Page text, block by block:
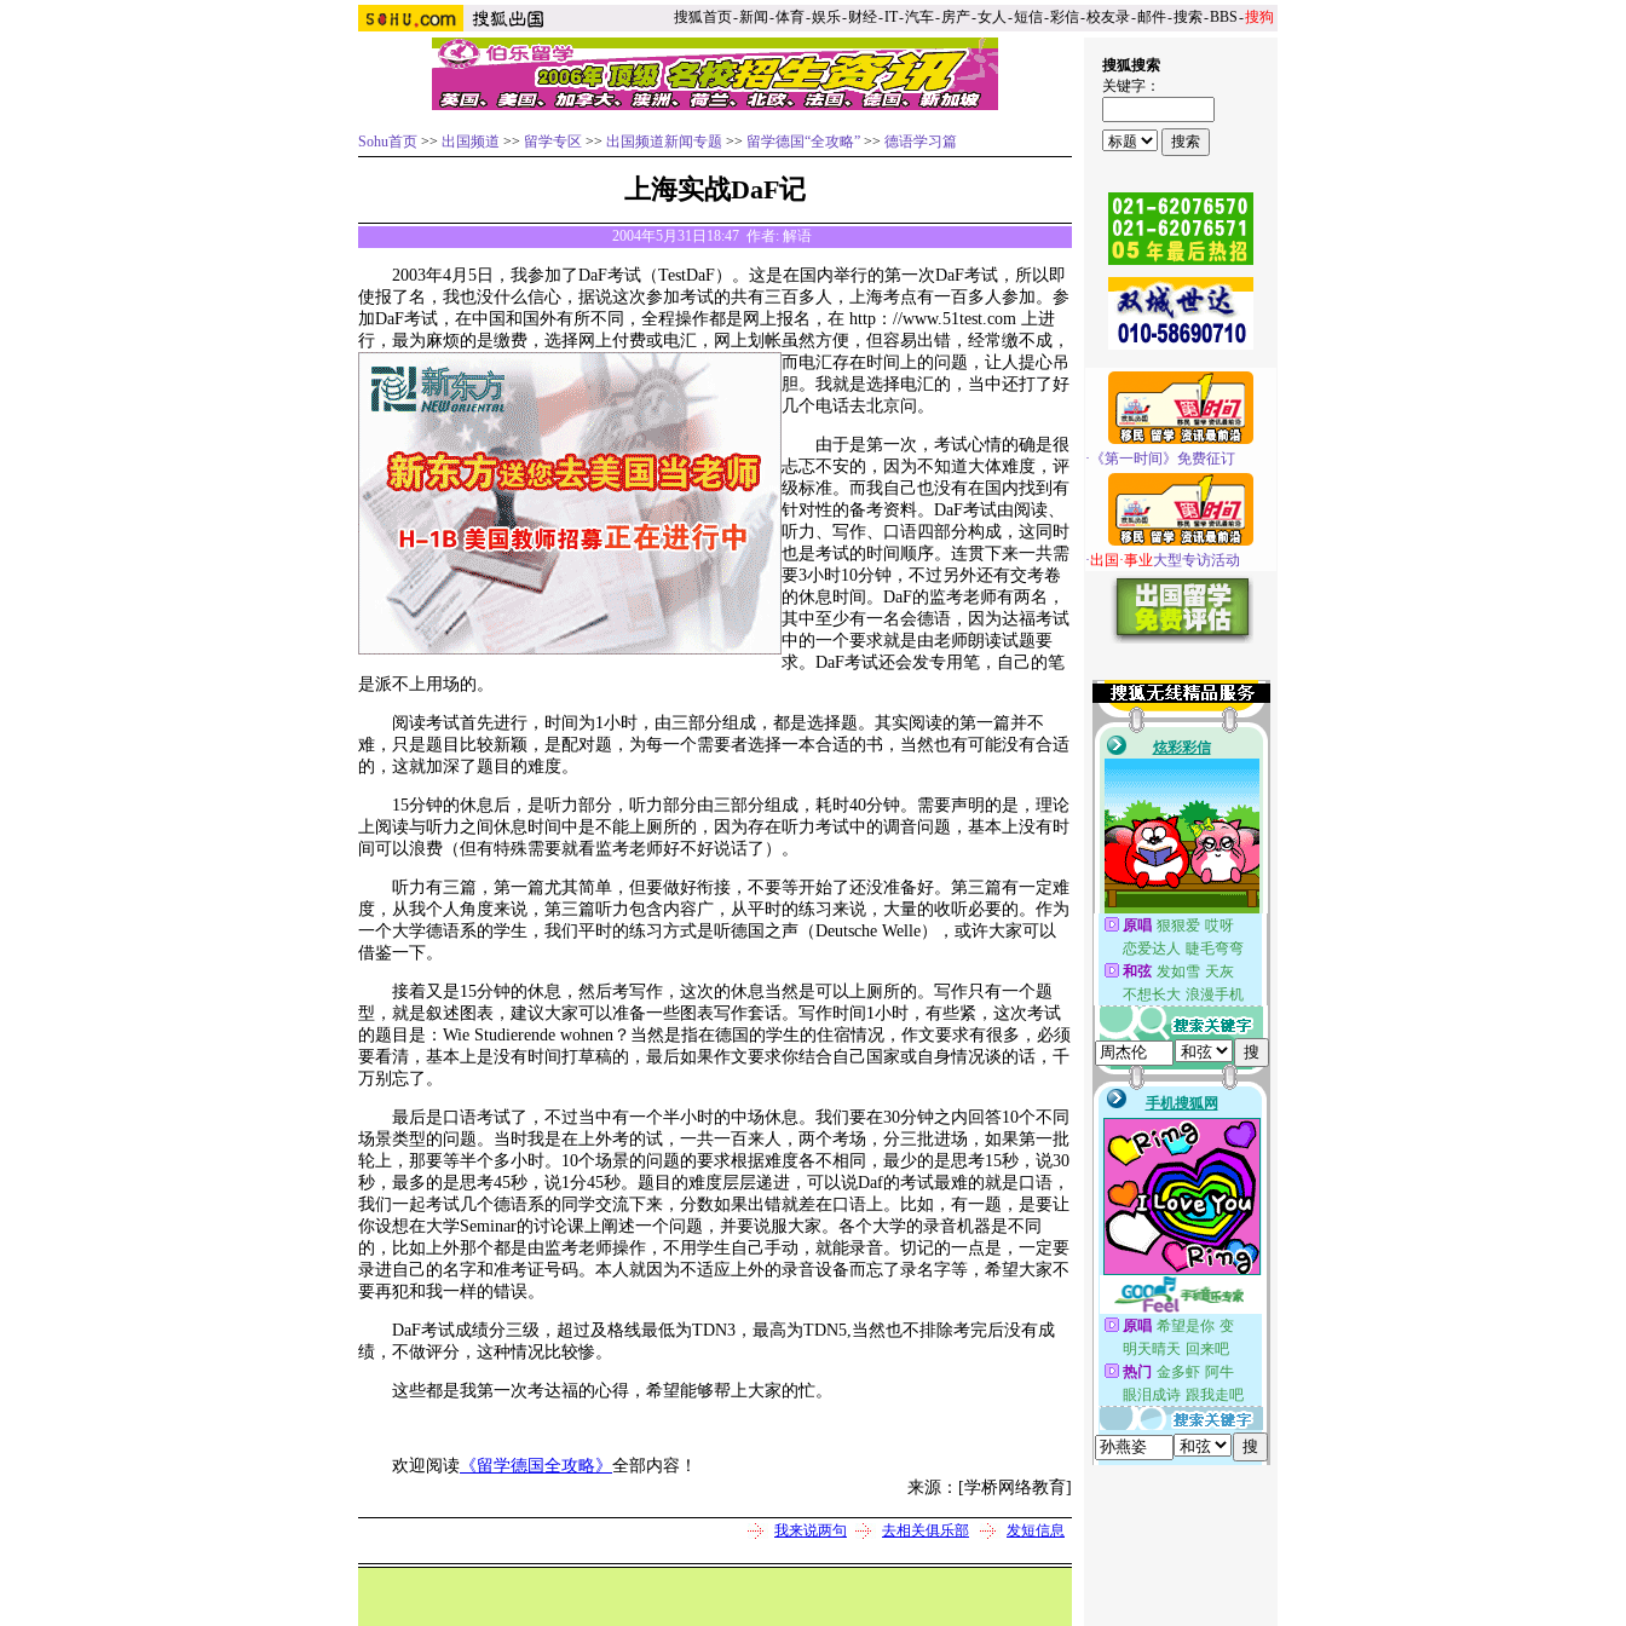
搜狐首页-新闻-体育-娱乐-财经-IT-汽车-房产-女人 -短信-彩信-校友录-邮件-搜索-BBS-搜狗
Sohu首页 >> 出国频道 >> 留学专区 >> 出国频道新闻专题 >> 留学德国“全攻略” >> 德语学习篇
上海实战DaF记
2004年5月31日18:47 作者: 解语
2003年4月5日，我参加了DaF考试（TestDaF）。这是在国内举行的第一次DaF考试，所以即
使报了名，我也没什么信心，据说这次参加考试的共有三百多人，上海考点有一百多人参加。参
加DaF考试，在中国和国外有所不同，全程操作都是网上报名，在 http：//www.51test.com 上进
行，最为麻烦的是缴费，选择网上付费或电汇，网上划帐虽然方便，但容易出错，经常缴不成，
而电汇存在时间上的问题，让人提心吊
胆。我就是选择电汇的，当中还打了好
几个电话去北京问。
由于是第一次，考试心情的确是很
忐忑不安的，因为不知道大体难度，评
级标准。而我自己也没有在国内找到有
针对性的备考资料。DaF考试由阅读、
听力、写作、口语四部分构成，这同时
也是考试的时间顺序。连贯下来一共需
要3小时10分钟，不过另外还有交考卷
的休息时间。DaF的监考老师有两名，
其中至少有一名会德语，因为达福考试
中的一个要求就是由老师朗读试题要
求。DaF考试还会发专用笔，自己的笔
是派不上用场的。
阅读考试首先进行，时间为1小时，由三部分组成，都是选择题。其实阅读的第一篇并不
难，只是题目比较新颖，是配对题，为每一个需要者选择一本合适的书，当然也有可能没有合适
的，这就加深了题目的难度。
15分钟的休息后，是听力部分，听力部分由三部分组成，耗时40分钟。需要声明的是，理论
上阅读与听力之间休息时间中是不能上厕所的，因为存在听力考试中的调音问题，基本上没有时
间可以浪费（但有特殊需要就看监考老师好不好说话了）。
听力有三篇，第一篇尤其简单，但要做好衔接，不要等开始了还没准备好。第三篇有一定难
度，从我个人角度来说，第三篇听力包含内容广，从平时的练习来说，大量的收听必要的。作为
一个大学德语系的学生，我们平时的练习方式是听德国之声（Deutsche Welle），或许大家可以
借鉴一下。
接着又是15分钟的休息，然后考写作，这次的休息当然是可以上厕所的。写作只有一个题
型，就是叙述图表，建议大家可以准备一些图表写作套话。写作时间1小时，有些紧，这次考试
的题目是：Wie Studierende wohnen？当然是指在德国的学生的住宿情况，作文要求有很多，必须
要看清，基本上是没有时间打草稿的，最后如果作文要求你结合自己国家或自身情况谈的话，千
万别忘了。
最后是口语考试了，不过当中有一个半小时的中场休息。我们要在30分钟之内回答10个不同
场景类型的问题。当时我是在上外考的试，一共一百来人，两个考场，分三批进场，如果第一批
轮上，那要等半个多小时。10个场景的问题的要求根据难度各不相同，最少的是思考15秒，说30
秒，最多的是思考45秒，说1分45秒。题目的难度层层递进，可以说Daf的考试最难的就是口语，
我们一起考试几个德语系的同学交流下来，分数如果出错就差在口语上。比如，有一题，是要让
你设想在大学Seminar的讨论课上阐述一个问题，并要说服大家。各个大学的录音机器是不同
的，比如上外那个都是由监考老师操作，不用学生自己手动，就能录音。切记的一点是，一定要
录进自己的名字和准考证号码。本人就因为不适应上外的录音设备而忘了录名字等，希望大家不
要再犯和我一样的错误。
DaF考试成绩分三级，超过及格线最低为TDN3，最高为TDN5,当然也不排除考完后没有成
绩，不做评分，这种情况比较惨。
这些都是我第一次考达福的心得，希望能够帮上大家的忙。
欢迎阅读 《留学德国全攻略》 全部内容！
来源：[学桥网络教育]
我来说两句 去相关俱乐部 发短信息
搜狐搜索
关键字：
· 《第一时间》免费征订
·出国·事业大型专访活动